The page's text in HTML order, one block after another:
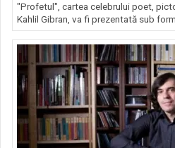
"Profetul", cartea celebrului poet,
Kahlil Gibran, va fi prezentată sub